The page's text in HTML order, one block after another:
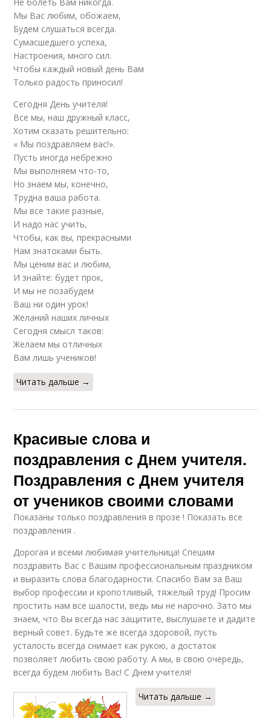
Мы Вас любим, обожаем,
Будем слушаться всегда.
Сумасшедшего успеха,
Настроения, много сил.
Чтобы каждый новый день Вам
Только радость приносил!
Сегодня День учителя!
Все мы, наш дружный класс,
Хотим сказать решительно:
« Мы поздравляем вас!».
Пусть иногда небрежно
Мы выполняем что-то,
Но знаем мы, конечно,
Трудна ваша работа.
Мы все такие разные,
И надо нас учить,
Чтобы, как вы, прекрасными
Нам знатоками быть.
Мы ценим вас и любим,
И знайте: будет прок,
И мы не позабудем
Ваш ни один урок!
Желаний наших личных
Сегодня смысл таков:
Желаем мы отличных
Вам лишь учеников!
Читать дальше →
Красивые слова и
поздравления с Днем учителя.
Поздравления с Днем учителя
от учеников своими словами
Показаны только поздравления в прозе ! Показать все
поздравления .
Дорогая и всеми любимая учительница! Спешим
поздравить Вас с Вашим профессиональным праздником
и выразить слова благодарности. Спасибо Вам за Ваш
выбор профессии и кропотливый, тяжелый труд! Просим
простить нам все шалости, ведь мы не нарочно. Зато мы
знаем, что Вы всегда нас защитите, выслушаете и дадите
верный совет. Будьте же всегда здоровой, пусть
усталость всегда снимает как рукою, а достаток
позволяет любить свою работу. А мы, в свою очередь,
всегда будем любить Вас! С Днем учителя!
Читать дальше →